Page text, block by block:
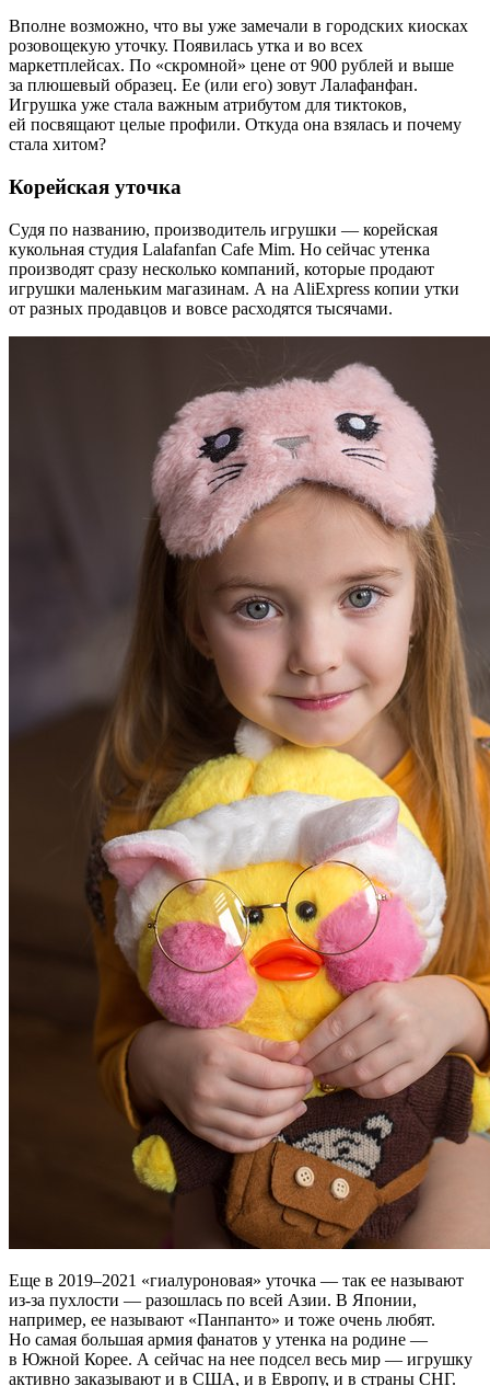
Вполне возможно, что вы уже замечали в городских киосках
розовощекую уточку. Появилась утка и во всех
маркетплейсах. По «скромной» цене от 900 рублей и выше
за плюшевый образец. Ее (или его) зовут Лалафанфан.
Игрушка уже стала важным атрибутом для тиктоков,
ей посвящают целые профили. Откуда она взялась и почему
стала хитом?
Корейская уточка
Судя по названию, производитель игрушки — корейская
кукольная студия Lalafanfan Cafe Mim. Но сейчас утенка
производят сразу несколько компаний, которые продают
игрушки маленьким магазинам. А на AliExpress копии утки
от разных продавцов и вовсе расходятся тысячами.
Еще в 2019–2021 «гиалуроновая» уточка — так ее называют
из-за пухлости — разошлась по всей Азии. В Японии,
например, ее называют «Панпанто» и тоже очень любят.
Но самая большая армия фанатов у утенка на родине —
в Южной Корее. А сейчас на нее подсел весь мир — игрушку
активно заказывают и в США, и в Европу, и в страны СНГ.